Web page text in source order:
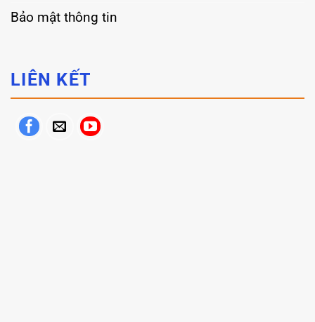
Bảo mật thông tin
LIÊN KẾT